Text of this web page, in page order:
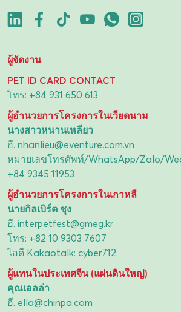
ผู้จัดงาน
PET ID CARD CONTACT
โทร: +84 931 650 613
ผู้อำนวยการโครงการในเวียดนาม
นางสาวหนานเหลียว
อี. nhanlieu@eventure.com.vn
หมายเลขโทรศัพท์/WhatsApp/Zalo/
+84 9345 11953
ผู้อำนวยการโครงการในเกาหลี
นายกิลเบิร์ต ชุง
อี. interpetfest@gmeg.kr
โทร: +82 10 9303 7607
ไอดี Kakaotalk: cyber712
ผู้แทนในประเทศจีน (แผ่นดินใหญ่)
คุณเอลล่า
อี. ella@chinpa.com